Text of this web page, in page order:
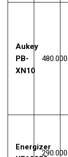
Aukey
PB-
XN10
480.000
Energizer
290.000